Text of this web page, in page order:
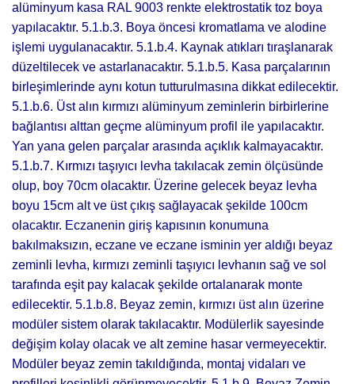
alüminyum kasa RAL 9003 renkte elektrostatik toz boya
yapılacaktır. 5.1.b.3. Boya öncesi kromatlama ve alodine
işlemi uygulanacaktır. 5.1.b.4. Kaynak atıkları tıraşlanarak
düzeltilecek ve astarlanacaktır. 5.1.b.5. Kasa parçalarının
birleşimlerinde aynı kotun tutturulmasına dikkat edilecektir.
5.1.b.6. Üst alın kırmızı alüminyum zeminlerin birbirlerine
bağlantısı alttan geçme alüminyum profil ile yapılacaktır.
Yan yana gelen parçalar arasında açıklık kalmayacaktır.
5.1.b.7. Kırmızı taşıyıcı levha takılacak zemin ölçüsünde
olup, boy 70cm olacaktır. Üzerine gelecek beyaz levha
boyu 15cm alt ve üst çıkış sağlayacak şekilde 100cm
olacaktır. Eczanenin giriş kapısının konumuna
bakılmaksızın, eczane ve eczane isminin yer aldığı beyaz
zeminli levha, kırmızı zeminli taşıyıcı levhanın sağ ve sol
tarafında eşit pay kalacak şekilde ortalanarak monte
edilecektir. 5.1.b.8. Beyaz zemin, kırmızı üst alın üzerine
modüler sistem olarak takılacaktır. Modülerlik sayesinde
değişim kolay olacak ve alt zemine hasar vermeyecektir.
Modüler beyaz zemin takıldığında, montaj vidaları ve